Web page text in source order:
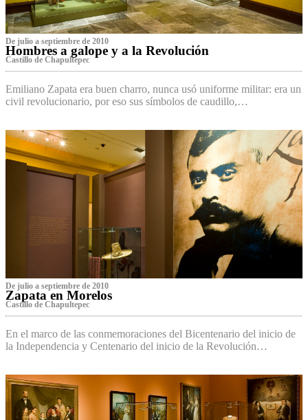
De julio a septiembre de 2010
Hombres a galope y a la Revolución
Castillo de Chapultepec
Emiliano Zapata era buen charro, nunca usó uniforme militar: era un
civil revolucionario, por eso sus símbolos de caudillo,…
De julio a septiembre de 2010
Zapata en Morelos
Castillo de Chapultepec
En el marco de las conmemoraciones del Bicentenario del inicio de
la Independencia y Centenario del inicio de la Revolución…